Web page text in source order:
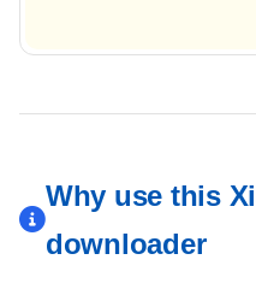
Why use this
downloader